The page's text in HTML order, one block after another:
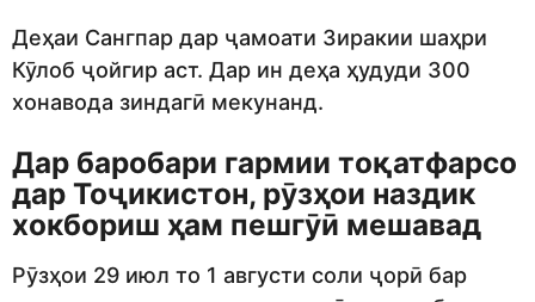
Деҳаи Сангпар дар ҷамоати Зиракии шаҳри
Кӯлоб ҷойгир аст. Дар ин деҳа ҳудуди 300
хонавода зиндагӣ мекунанд.
Дар баробари гармии тоқатфарсо
дар Тоҷикистон, рӯзҳои наздик
хокбориш ҳам пешгӯӣ мешавад
Рӯзҳои 29 июл то 1 августи соли ҷорӣ бар